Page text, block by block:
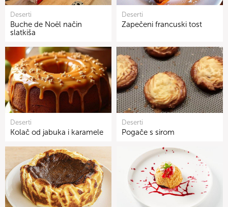
Deserti
Buche de Noël način
slatkiša
Deserti
Zapečeni francuski tost
Deserti
Kolač od jabuka i karamele
Deserti
Pogače s sirom